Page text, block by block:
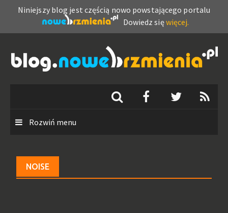
Niniejszy blog jest częścią nowo powstającego portalu
Dowiedz sięwięcej.
content
Rozwiń menu
NOISE